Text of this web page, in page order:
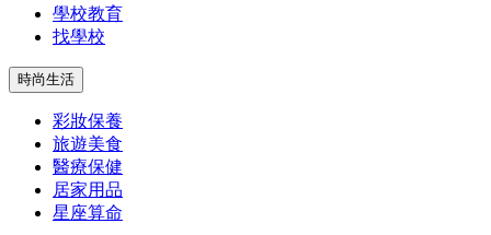
學校教育
找學校
時尚生活
彩妝保養
旅遊美食
醫療保健
居家用品
星座算命